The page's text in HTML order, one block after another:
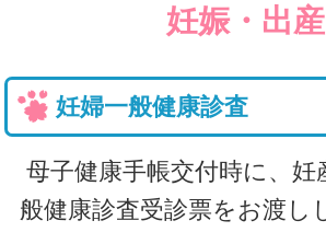
妊娠・出産
妊婦一般健康診査
母子健康手帳交付時に、妊
般健康診査受診票をお渡し